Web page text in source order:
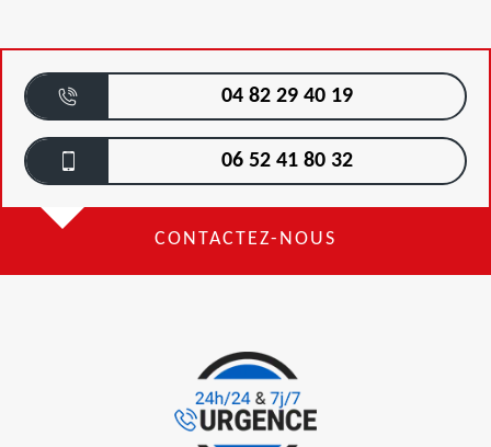
04 82 29 40 19
06 52 41 80 32
CONTACTEZ-NOUS